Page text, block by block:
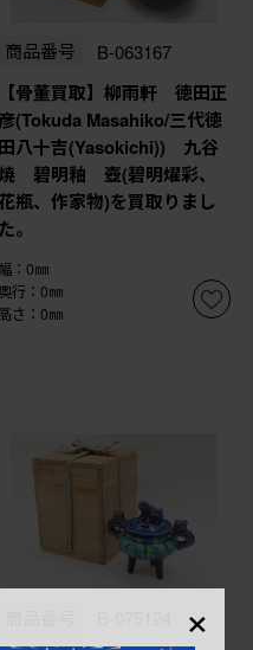
商品番号 B-063167
【骨董買取】柳雨軒 徳田正
彦(Tokuda Masahiko/三代徳
田八十吉(Yasokichi)) 九谷
碧明釉 壺(碧明燿彩、
花瓶、作家物)を買取りまし
た。
幅：0㎜
奥行：0㎜
さ：0㎜
×